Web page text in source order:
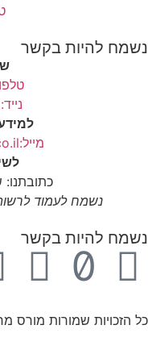
נשמח להיות בקשר
טלפון: 08-
נייד: 052-6122655
מייל:mors@morseilat.co.il
כתובתנו:
נשמח לעמוד
נשמח להיות בקשר
כל הזכויות שמורות מורס